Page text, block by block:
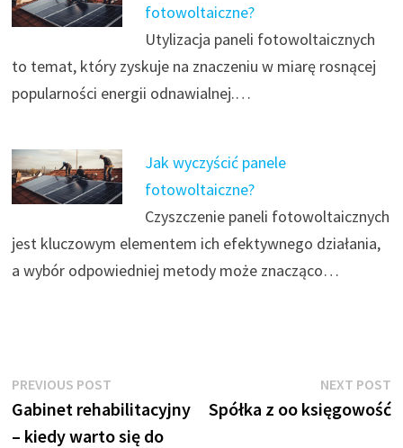
fotowoltaiczne?
Utylizacja paneli fotowoltaicznych
to temat, który zyskuje na znaczeniu w miarę rosnącej
popularności energii odnawialnej.…
Jak wyczyścić panele
fotowoltaiczne?
Czyszczenie paneli fotowoltaicznych
jest kluczowym elementem ich efektywnego działania,
a wybór odpowiedniej metody może znacząco…
Nawigacja
wpisu
PREVIOUS POSTPrevious
post:
Gabinet rehabilitacyjny
– kiedy warto się do
NEXT POST
Spółka z oo księgowość